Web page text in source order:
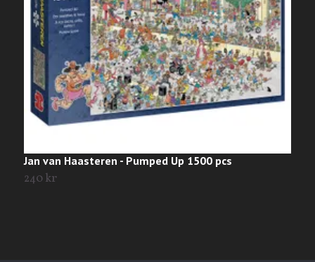
Jan van Haasteren - Pumped Up 1500 pcs
240 kr